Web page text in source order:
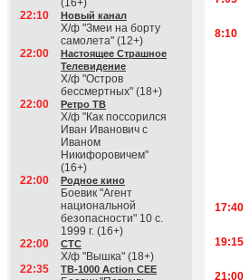
(16+)
22:10
Новый канал
Х/ф "Змеи на борту
самолета" (12+)
22:00
Настоящее Страшное
Телевидение
Х/ф "Остров
бессмертных" (18+)
22:00
Ретро ТВ
Х/ф "Как поссорился
Иван Иванович с
Иваном
Никифоровичем"
(16+)
22:00
Родное кино
Боевик "Агент
национальной
безопасности" 10 с.
1999 г. (16+)
22:00
СТС
Х/ф "Вышка" (18+)
22:35
ТВ-1000 Action CEE
8:10
17:40
19:15
21:00